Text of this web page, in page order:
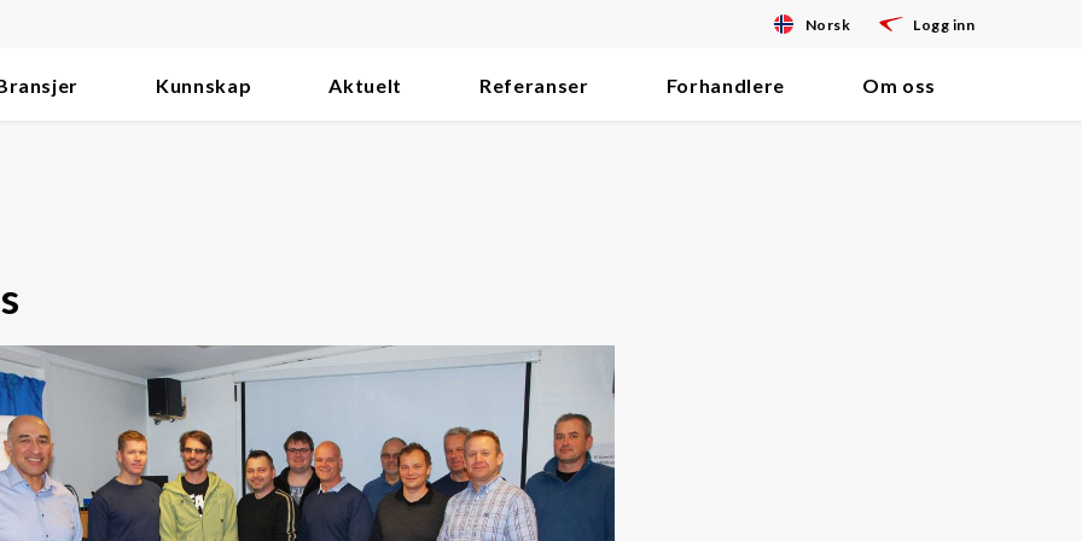
Norsk Logg inn
Kunnskap Aktuelt Referanser Forhandlere Om oss